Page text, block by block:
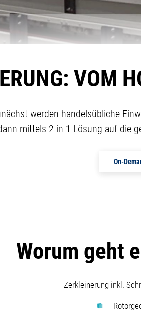
VOM
werden handelsübliche
mittels 2-in-1-Lösung auf die
On-
Worum geht
Zerkleinerung inkl.